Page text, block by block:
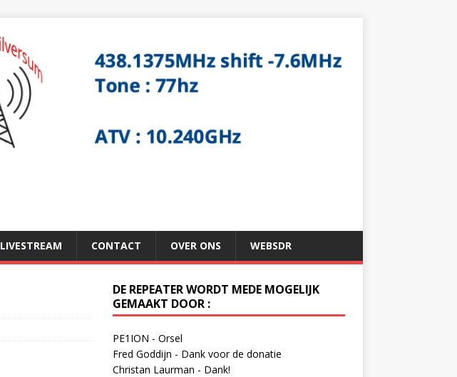
LIVESTREAM CONTACT OVER ONS WEBSDR
DE REPEATER WORDT MEDE MOGELIJK
GEMAAKT DOOR :
PE1ION - Orsel
Fred Goddijn - Dank voor de donatie
Christan Laurman - Dank!